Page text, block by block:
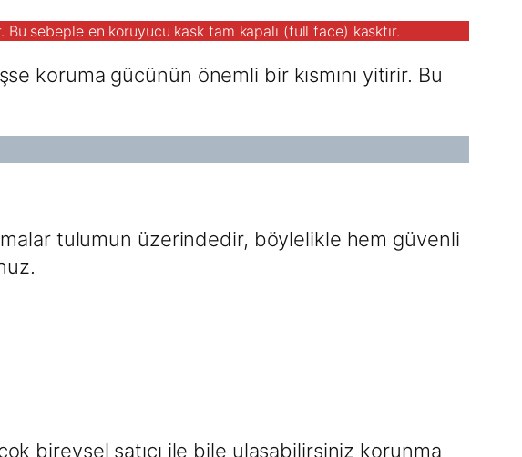
sebeple en koruyucu kask tam kapalı (full face) kasktır.
koruma gücünün önemli bir kısmını yitirir. Bu
tulumun üzerindedir, böylelikle hem güvenli
bireysel satıcı ile bile ulaşabilirsiniz korunma